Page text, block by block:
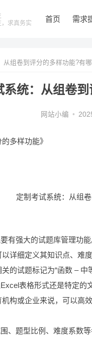
求真务实
首页 需求
从组卷到评分的多样功能?有
系统：从组卷
网站小编 •
多样功能》
有强大的试题库管理功
详细定义其知识点、难
的试题标记为“函数 – 中
表格形式还是特定
构或企业来说，可以高
、题型比例、难度系数